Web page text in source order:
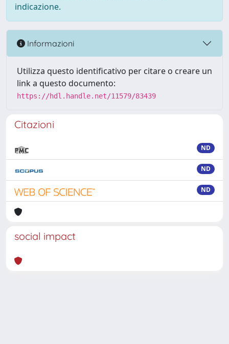
indicazione.
Informazioni
Utilizza questo identificativo per citare o creare un
link a questo documento:
https://hdl.handle.net/11579/83439
Citazioni
ND
ND
ND
social impact